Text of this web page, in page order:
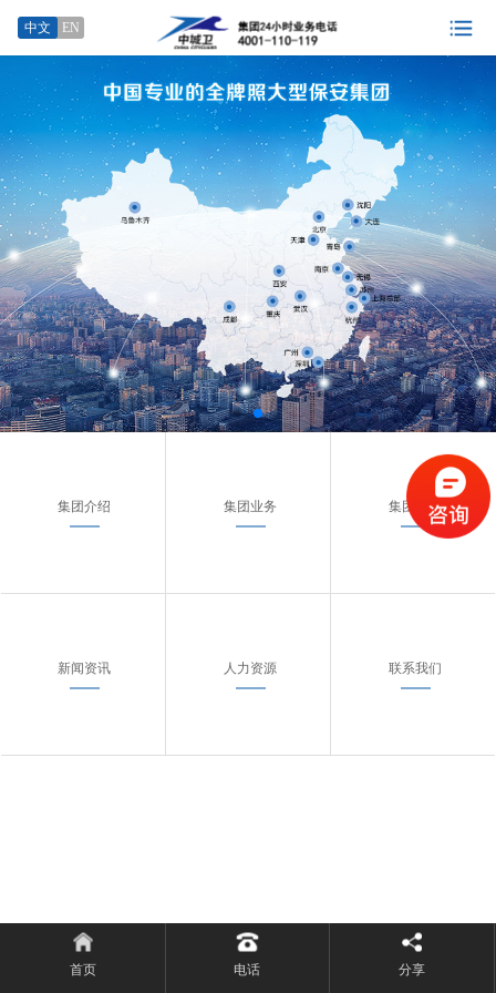
中文 EN
集团介绍 集团业务 集团案例
新闻资讯 人力资源 联系我们
首页 电话 分享